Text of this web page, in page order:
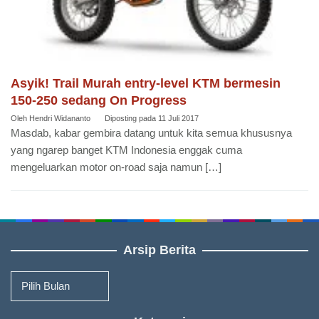
Asyik! Trail Murah entry-level KTM bermesin
150-250 sedang On Progress
Oleh Hendri Widananto Diposting pada 11 Juli 2017
Masdab, kabar gembira datang untuk kita semua khususnya
yang ngarep banget KTM Indonesia enggak cuma
mengeluarkan motor on-road saja namun […]
Arsip Berita